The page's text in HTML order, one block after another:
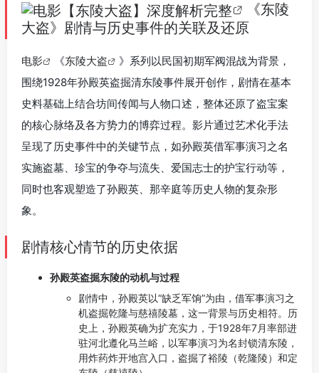
《东陵
大盗》剧情与历史事件的关联及还原
电影 《东陵大盗
》系列以民国初期军阀混战为背景，
围绕1928年孙殿英盗掘清东陵事件展开创作，剧情在基本
史料基础上结合坊间传闻与人物口述，整体还原了盗宝案
的核心脉络及各方势力的博弈过程。影片通过艺术化手法
呈现了历史事件中的关键节点，如孙殿英借军事演习之名
实施盗墓、珍宝的争夺与流失、爱国志士的护宝行动等，
同时也客观塑造了孙殿英、那辛庭等历史人物的复杂形
象。
剧情核心情节的历史依据
孙殿英盗掘东陵的动机与过程
剧情中，孙殿英以“缺乏军饷”为由，借军事演习之
机盗掘乾隆与慈禧陵墓，这一背景与历史相符。历
史上，孙殿英确为扩充实力，于1928年7月率部进
驻河北遵化马兰峪，以军事演习为名封锁清东陵，
用炸药炸开地宫入口，盗掘了裕陵（乾隆陵）和定